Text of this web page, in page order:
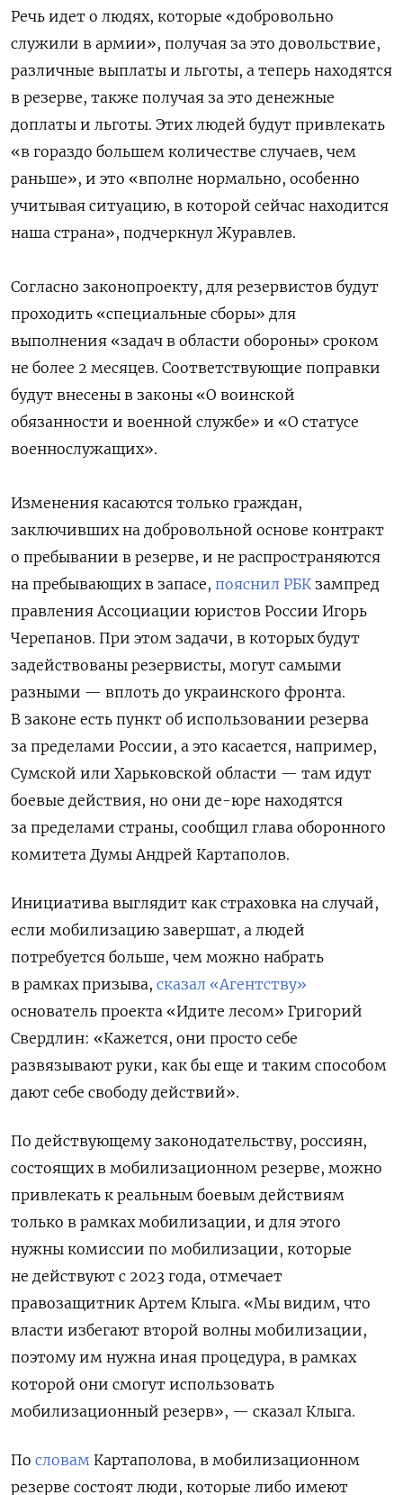
Речь идет о людях, которые «добровольно
служили в армии», получая за это довольствие,
различные выплаты и льготы, а теперь находятся
в резерве, также получая за это денежные
доплаты и льготы. Этих людей будут привлекать
«в гораздо большем количестве случаев, чем
раньше», и это «вполне нормально, особенно
учитывая ситуацию, в которой сейчас находится
наша страна», подчеркнул Журавлев.
Согласно законопроекту, для резервистов будут
проходить «специальные сборы» для
выполнения «задач в области обороны» сроком
не более 2 месяцев. Соответствующие поправки
будут внесены в законы «О воинской
обязанности и военной службе» и «О статусе
военнослужащих».
Изменения касаются только граждан,
заключивших на добровольной основе контракт
о пребывании в резерве, и не распространяются
на пребывающих в запасе, пояснил РБК зампред
правления Ассоциации юристов России Игорь
Черепанов. При этом задачи, в которых будут
задействованы резервисты, могут самыми
разными — вплоть до украинского фронта.
В законе есть пункт об использовании резерва
за пределами России, а это касается, например,
Сумской или Харьковской области — там идут
боевые действия, но они де-юре находятся
за пределами страны, сообщил глава оборонного
комитета Думы Андрей Картаполов.
Инициатива выглядит как страховка на случай,
если мобилизацию завершат, а людей
потребуется больше, чем можно набрать
в рамках призыва, сказал «Агентству»
основатель проекта «Идите лесом» Григорий
Свердлин: «Кажется, они просто себе
развязывают руки, как бы еще и таким способом
дают себе свободу действий».
По действующему законодательству, россиян,
состоящих в мобилизационном резерве, можно
привлекать к реальным боевым действиям
только в рамках мобилизации, и для этого
нужны комиссии по мобилизации, которые
не действуют с 2023 года, отмечает
правозащитник Артем Клыга. «Мы видим, что
власти избегают второй волны мобилизации,
поэтому им нужна иная процедура, в рамках
которой они смогут использовать
мобилизационный резерв», — сказал Клыга.
По словам Картаполова, в мобилизационном
резерве состоят люди, которые либо имеют